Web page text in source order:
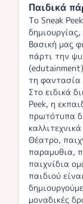
Παιδικά
Το Sneak
Βασική μας
πάρτι την
τη
Στο ειδικά
Peek, η
πρωτότυπα
Θέατρο,
παραμυθια,
παιχνίδια
παιδιού
μοναδικές